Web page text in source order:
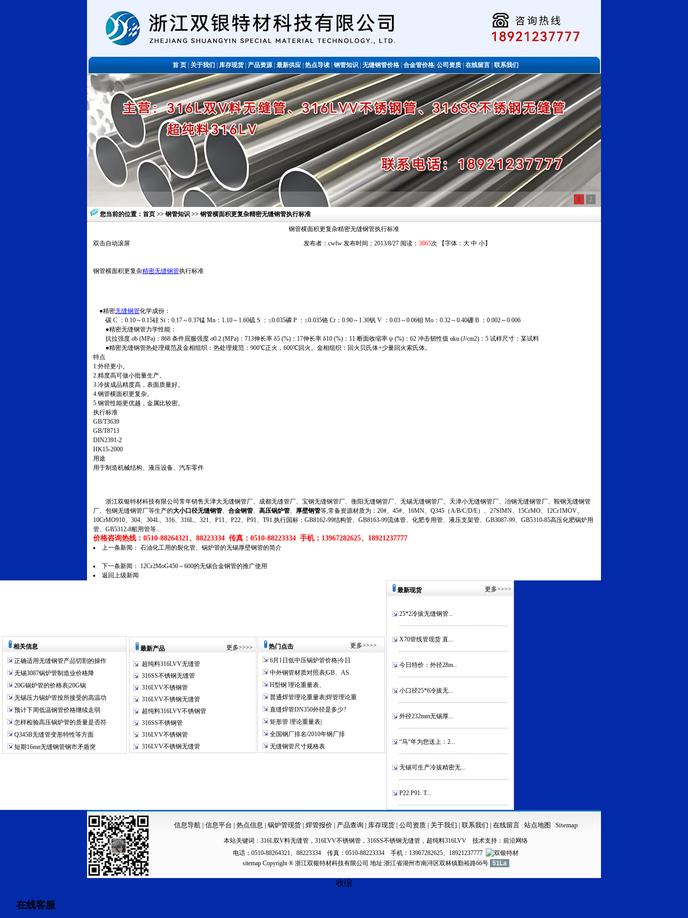
首 页关于我们库存现货|产品资源|最新供应|热点导读钢管知识无缝钢管价格合金管价格公司资质在线留言|联系我们
不锈钢管 1 2
您当前的位置： 首页 >> 钢管知识 >> 钢管横面积更复杂精密无缝钢管执行标准
钢管横面积更复杂精密无缝钢管执行标准
双击自动滚屏
发布者：cwfw 发布时间：2013/8/27 阅读： 3865次 【字体： 大 中 小】
钢管横面积更复杂精密无缝钢管执行标准
●精密无缝钢管化学成份：
碳 C ：0.10～0.15硅 Si：0.17～0.37锰 Mn：1.10～1.60硫 S ：≤0.035磷 P ：≤0.035铬 Cr：0.90～1.30钒 V ：0.03～0.06钼 Mo：0.32～0.40硼 B ：0.002～0.006
●精密无缝钢管力学性能：
抗拉强度 σb (MPa)：868 条件屈服强度 σ0.2 (MPa)：713伸长率 δ5 (%)：17伸长率 δ10 (%)：11 断面收缩率 ψ (%)：62 冲击韧性值 αku (J/cm2)：5 试样尺寸：某试料
●精密无缝钢管热处理规范及金相组织：热处理规范：900℃正火，600℃回火。金相组织：回火贝氏体+少量回火索氏体。
特点
1.外径更小。
2.精度高可做小批量生产。
3.冷拔成品精度高，表面质量好。
4.钢管横面积更复杂。
5.钢管性能更优越，金属比较密。
执行标准
GB/T3639
GB/T8713
DIN2391-2
HK15-2000
用途
用于制造机械结构、液压设备、汽车零件
浙江双银特材科技有限公司常年销售天津大无缝钢管厂、成都无缝管厂、宝钢无缝钢管厂、衡阳无缝钢管厂、无锡无缝钢管厂、天津小无缝钢管厂、冶钢无缝钢管厂、鞍钢无缝钢管
厂、包钢无缝钢管厂等生产的大小口径无缝钢管、 合金钢管、 高压锅炉管、 厚壁钢管等,常备资源材质为：20#、45#、16MN、Q345（A/B/C/D/E）、27SIMN、15CrMO、12Cr1MOV、
10CrMO910、304、304L、316、316L、321、P11、P22、P91、T91.执行国标：GB8162-99结构管、GB8163-99流体管、化肥专用管、液压支架管、GB3087-99、GB5310-85高压化肥锅炉用
管、GB5312-8船用管等...
价格咨询热线：0510-88264321、88223334 传真：0510-88223334 手机：13967282625、18921237777
上一条新闻： 石油化工用的裂化管、锅炉管的无锡厚壁钢管的简介
下一条新闻：
12Cr2MoG450～600的无锡合金钢管的推广使用
返回上级新闻
相关信息
正确适用无缝钢管产品切割的操作
无锡3087锅炉管制造业价格降
20G锅炉管的价格表|20G锅
无锡压力锅炉管按所接受的高温功
预计下周低温钢管价格继续走弱
怎样检验高压锅炉管的质量是否符
Q345B无缝管变形特性等方面
短期16mn无缝钢管钢市矛盾突
最新产品 更多>>>>
超纯料316LVV无缝管
316SS不锈钢无缝管
316LVV不锈钢管
316LVV不锈钢无缝管
超纯料316LVV不锈钢管
316SS不锈钢管
316LVV不锈钢管
316LVV不锈钢无缝管
热门点击 更多>>>>
6月1日低中压锅炉管价格|今日
中外钢管材质对照表|GB、AS
H型钢 理论重量表、
普通焊管理论重量表|焊管理论重
直缝焊管DN350外径是多少?
矩形管 理论重量表|
全国钢厂排名/2010年钢厂排
无缝钢管尺寸规格表
最新现货 更多>>>>
25*2冷拔无缝钢管...
X70管线管现货 直...
今日特价：外径28m...
小口径25*6冷拔无...
外径232mm无锡厚...
“马“年为您送上：2...
无锡可生产冷拔精密无...
P22.P91. T...
信息导航| 信息平台 | 热点信息 | 锅炉管现货 | 焊管报价| 产品查询 | 库存现货 | 公司资质 | 关于我们 | 联系我们 | 在线留言 站点地图 Sitemap
本站关键词： 316L双V料无缝管 ， 316LVV不锈钢管 ， 316SS不锈钢无缝管 ， 超纯料316LVV 技术支持： 前沿网络
电话：0510-88264321、88223334 传真：0510-88223334 手机：13967282625、18921237777
sitemapCopyright ® 浙江双银特材科技有限公司 地址:浙江省湖州市南浔区双林镇勤裕路66号 51La
收缩
在线客服